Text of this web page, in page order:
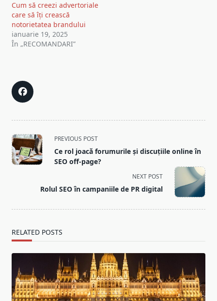
Cum să creezi advertoriale
care să îți crească
notorietatea brandului
ianuarie 19, 2025
În „RECOMANDARI”
<span
class="nav-
subtitle
PREVIOUS POST
Ce rol joacă forumurile și discuțiile online în
SEO off-page?
NEXT POST
Rolul SEO în campaniile de PR digital
RELATED POSTS